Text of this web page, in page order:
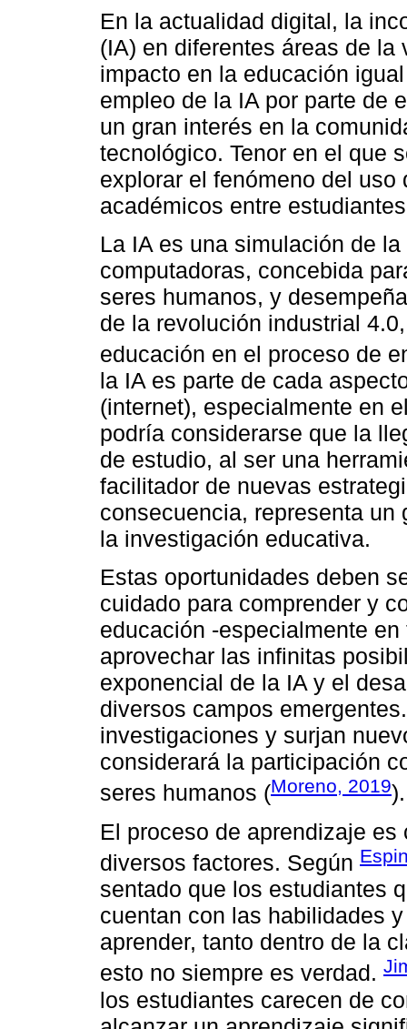
En la actualidad digital, la
(IA) en diferentes áreas de
impacto en la educación
empleo de la IA por parte de
un gran interés en la
tecnológico. Tenor en el que
explorar el fenómeno del
académicos entre
La IA es una simulación de
computadoras, concebida
seres humanos, y
de la revolución industrial
educación en el proceso de
la IA es parte de cada
(internet), especialmente en
podría considerarse que la
de estudio, al ser una
facilitador de nuevas
consecuencia, representa un
la investigación educativa.
Estas oportunidades deben
cuidado para comprender y
educación -especialmente
aprovechar las infinitas
exponencial de la IA y el
diversos campos
investigaciones y surjan
considerará la participación
seres humanos (Moreno, 2019).
El proceso de aprendizaje
diversos factores. Según
sentado que los estudiantes
cuentan con las habilidades
aprender, tanto dentro de la
esto no siempre es verdad.
los estudiantes carecen de